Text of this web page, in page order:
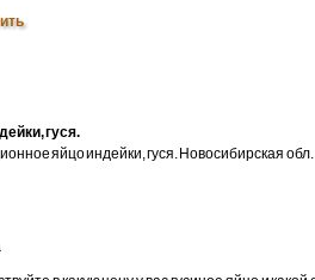
гуся.
яйцо индейки, гуся. Новосибирская